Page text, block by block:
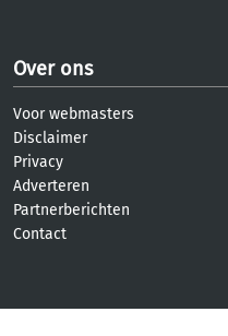
Over ons
Voor webmasters
Disclaimer
Privacy
Adverteren
Partnerberichten
Contact